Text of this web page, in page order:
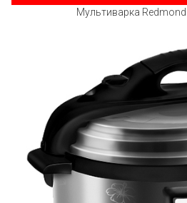
Мультиварка